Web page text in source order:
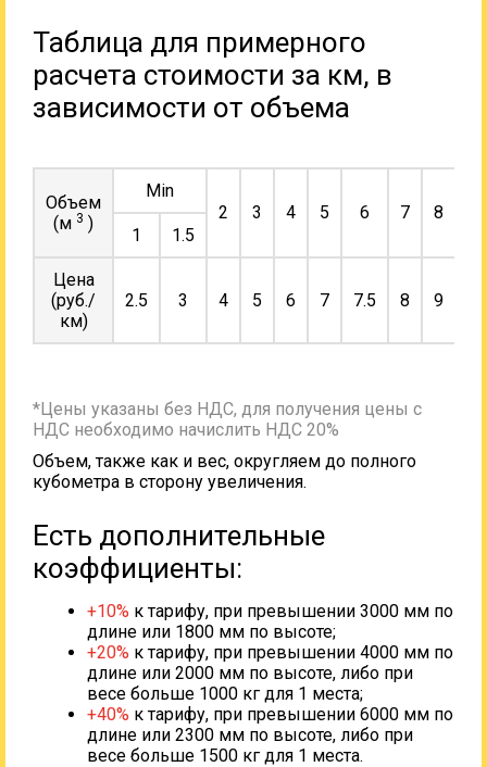
Таблица для примерного
расчета стоимости за км, в
зависимости от объема
Объем
(м 3 )
Min
2
3 4 5 6 7 8
1
1.5
Цена
(руб./
км)
2.5 3 4 5 6 7 7.5 8 9
*Цены указаны без НДС, для получения цены с
НДС необходимо начислить НДС 20%
Объем, также как и вес, округляем до полного
кубометра в сторону увеличения.
Есть дополнительные
коэффициенты:
+10% к тарифу, при превышении 3000 мм по
длине или 1800 мм по высоте;
+20% к тарифу, при превышении 4000 мм по
длине или 2000 мм по высоте, либо при
весе больше 1000 кг для 1 места;
+40% к тарифу, при превышении 6000 мм по
длине или 2300 мм по высоте, либо при
весе больше 1500 кг для 1 места.